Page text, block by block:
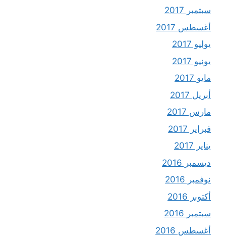
سبتمبر 2017
أغسطس 2017
يوليو 2017
يونيو 2017
مايو 2017
أبريل 2017
مارس 2017
فبراير 2017
يناير 2017
ديسمبر 2016
نوفمبر 2016
أكتوبر 2016
سبتمبر 2016
أغسطس 2016